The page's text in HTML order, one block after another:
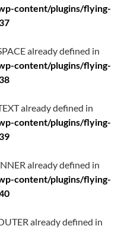
content/plugins/flying-
already defined in
content/plugins/flying-
already defined in
content/plugins/flying-
already defined in
content/plugins/flying-
already defined in